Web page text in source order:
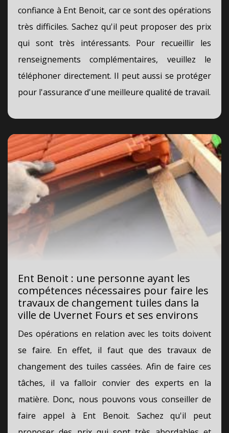
confiance à Ent Benoit, car ce sont des opérations
très difficiles. Sachez qu'il peut proposer des prix
qui sont très intéressants. Pour recueillir les
renseignements complémentaires, veuillez le
téléphoner directement. Il peut aussi se protéger
pour l'assurance d'une meilleure qualité de travail.
Ent Benoit : une personne ayant les
compétences nécessaires pour faire les
travaux de changement tuiles dans la
ville de Uvernet Fours et ses environs
Des opérations en relation avec les toits doivent
se faire. En effet, il faut que des travaux de
changement des tuiles cassées. Afin de faire ces
tâches, il va falloir convier des experts en la
matière. Donc, nous pouvons vous conseiller de
faire appel à Ent Benoit. Sachez qu'il peut